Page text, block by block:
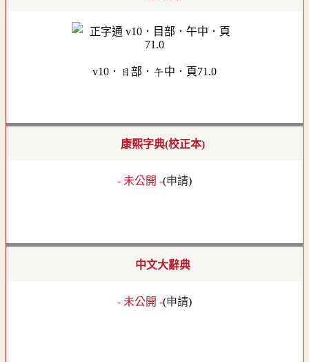
v10．目部．午中．頁71.0
康熙字典(校正本)
- 未公開 -(申請)
中文大辭典
- 未公開 -(申請)